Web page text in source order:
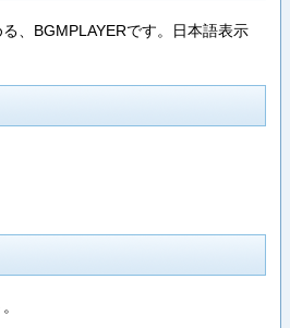
、BGMPLAYERです。日本語表示